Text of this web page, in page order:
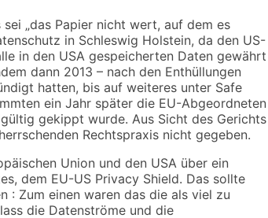
„das Papier nicht wert, auf dem es
in Schleswig Holstein, da den US-
in den USA gespeicherten Daten gewährt
dann 2013 – nach den Enthüllungen
hatten, bis auf weiteres unter Safe
ein Jahr später die EU-Abgeordneten
gekippt wurde. Aus Sicht des Gerichts
Rechtspraxis nicht gegeben.
Union und den USA über ein
dem EU-US Privacy Shield. Das sollte
: Zum einen waren das die als viel zu
die Datenströme und die